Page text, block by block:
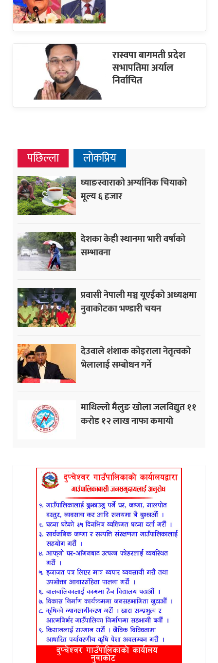
रास्वपा बागमती प्रदेश
सभापतिमा अर्याल
निर्वाचित
पछिल्ला लोकप्रिय
घ्याङस्वाराको अर्ग्यानिक चियाको
मूल्य ६ हजार
देशका केही स्थानमा भारी वर्षाको
सम्भावना
प्रवासी नेपाली मञ्च यूएईको अध्यक्षमा
नुवाकोटका भण्डारी चयन
देउवाले शंशाक कोइराला नेतृत्वको
भेलालाई सम्बोधन गर्ने
माथिल्लो मैलुङ खोला जलविद्युत ११
करोड १२ लाख नाफा कमायाे